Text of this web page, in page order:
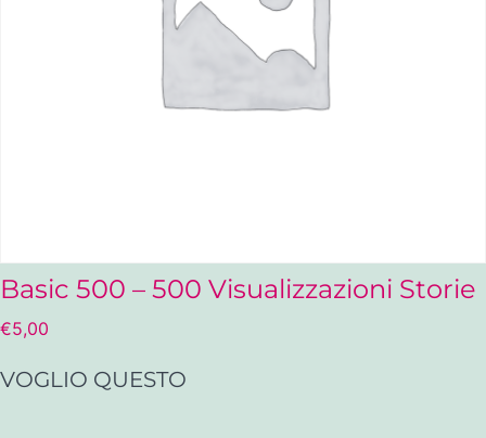
Basic 500 – 500 Visualizzazioni Storie
€5,00
VOGLIO QUESTO